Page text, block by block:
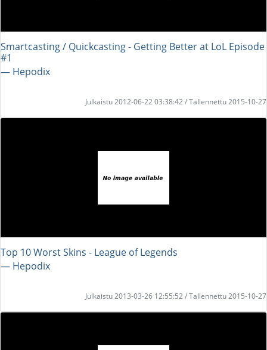
Smartcasting / Quickcasting - Getting Better at LoL Episode
#1
― Hepodix
Julkaistu 2012-06-22 03:38:42 / Tallennettu 2015-10-27
Top 10 Worst Skins - League of Legends
― Hepodix
Julkaistu 2013-03-26 12:55:52 / Tallennettu 2015-10-27